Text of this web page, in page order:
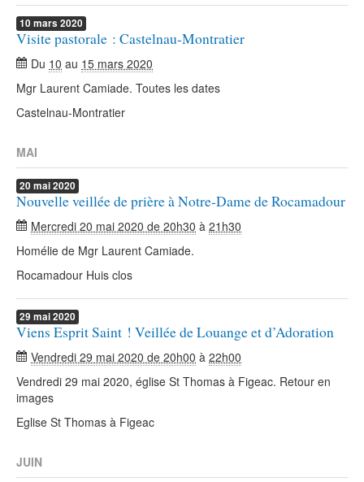
10 mars 2020
Visite pastorale : Castelnau-Montratier
Du 10 au 15 mars 2020
Mgr Laurent Camiade. Toutes les dates
Castelnau-Montratier
MAI
20 mai2020
Nouvelle veillée de prière à Notre-Dame de Rocamadour
Mercredi 20 mai 2020 de 20h30 à 21h30
Homélie de Mgr Laurent Camiade.
Rocamadour Huis clos
29 mai2020
Viens Esprit Saint ! Veillée de Louange et d’Adoration
Vendredi 29 mai 2020 de 20h00 à 22h00
Vendredi 29 mai 2020, église St Thomas à Figeac. Retour en
images
Eglise St Thomas à Figeac
JUIN